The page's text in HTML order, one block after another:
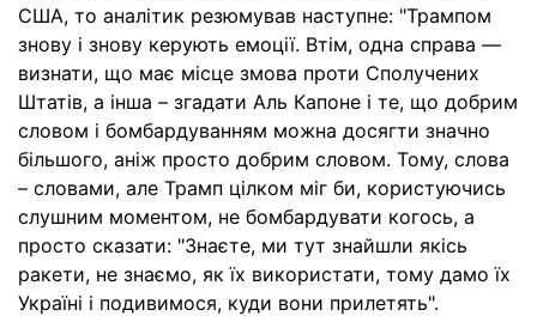
США, то аналітик резюмував наступне: "Трампом
знову і знову керують емоції. Втім, одна справа —
визнати, що має місце змова проти Сполучених
Штатів, а інша – згадати Аль Капоне і те, що добрим
словом і бомбардуванням можна досягти значно
більшого, аніж просто добрим словом. Тому, слова
– словами, але Трамп цілком міг би, користуючись
слушним моментом, не бомбардувати когось, а
просто сказати: "Знаєте, ми тут знайшли якісь
ракети, не знаємо, як їх використати, тому дамо їх
Україні і подивимося, куди вони прилетять".